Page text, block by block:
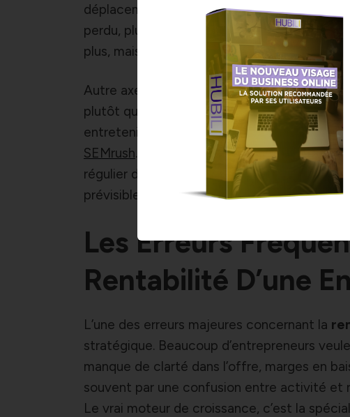
déplacements à vide et favorise un meilleur
perdu, plus de clients satisfaits : c’est le
plus, mais de transformer chaque heure en
Autre axe essentiel : la relation client. Une
plutôt que sur la prospection permanente.
entretenir qu’un nouveau, selon une étude
SEMrush. En instaurant un système
régulier de revenus tout en stabilisant vos
prévisible, essentielle pour atteindre
Les Erreurs
Rentabilité D’une
L’une des erreurs majeures concernant la
stratégique. Beaucoup d’entrepreneurs
manque de clarté dans l’offre, marges en
souvent par une confusion entre activité et
Le vrai moteur de croissance, c’est la